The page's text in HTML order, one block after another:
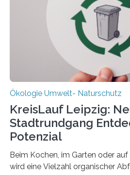
(DFG) fördert das Anfang 2019
Forschungsprojekt an der
zwei weitere Jahre mit rund 1,2
freuen uns sehr über…
Ökologie Umwelt- Naturschutz
KreisLauf Leipzig:
Stadtrundgang
Potenzial
Beim Kochen, im Garten oder
wird eine Vielzahl organischer